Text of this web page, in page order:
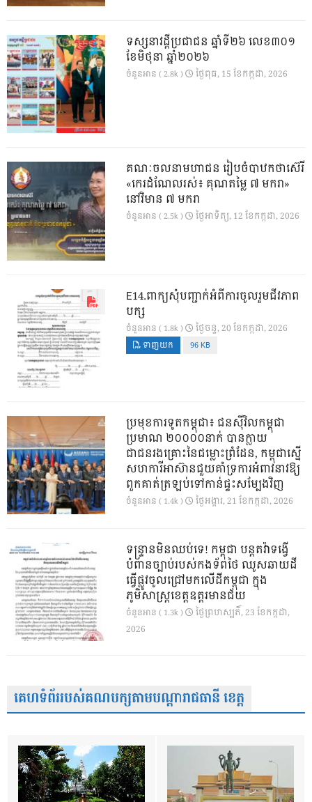
ទស្សនាវដ្ដីប្រជាជន ឆ្នាំទី២៦ លេខ៣០១
ខែមិថុនា ឆ្នាំ២០២៦
ចំនួនអាន ( 2.8k ) ថ្ងៃ​ពុធ, 15 ខែ​កក្កដា, 2026
គណៈចលនាមហាជន រៀបចំបាឋកថាស៊េរី
«កេរដំណែលរស់៖ គុណតម្លៃ ៧ មករា»
នៅវិមាន ៧ មករា
ចំនួនអាន ( 2.5k ) ថ្ងៃ​អាទិត្យ, 12 ខែ​កក្កដា, 2026
E14.ពាក្យសុំបញ្ជាក់អំពីការចូលរួមជីវភាព
បក្ស
ចំនួនអាន ( 1.8k ) ថ្ងៃ​ចន្ទ, 20 ខែ​កក្កដា, 2026
ទាញយក 96 KB
ប្រមុខការទូតកម្ពុជា៖ ជនស៊ីវិលកម្ពុជា
ប្រមាណ ២០០០០នាក់ បានក្លាយ
ជាជនរងគ្រោះនៃជម្លោះព្រំដែន, កម្ពុជាស្នើ
សហការីអាស៊ានជួយគាំទ្រការអំពាវនាវឱ្យ
ពួកគាត់ត្រឡប់ទៅកាន់ផ្ទះសម្បែងវិញ
ចំនួនអាន ( 1.4k ) ថ្ងៃ​អង្គារ, 21 ខែ​កក្កដា, 2026
ទន្ទ្រានមិនឈប់ទេ! កម្ពុជា បន្តតវ៉ាទង្វើ
បំពានច្បាប់របស់កងទ័ពថៃ ឈូសឆាយដី
ធ្វើផ្លូវចូលជ្រៅមកលើដីកម្ពុជា ក្នុង
ភូមិសាស្ត្រខេត្តឧត្តរមានជ័យ
ចំនួនអាន ( 1.3k )
ថ្ងៃ​ព្រហស្បតិ៍, 23 ខែ​កក្កដា,
2026
គេហទំព័ររបស់គណបក្សតាមបណ្តារាជធានី ខេត្ត